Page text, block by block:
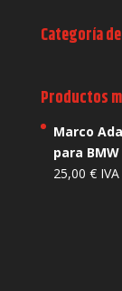
Categoría
Productos
Marco
para
25,00 €